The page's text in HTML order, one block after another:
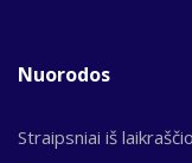
Nuorodos
Straipsniai iš laikraščio